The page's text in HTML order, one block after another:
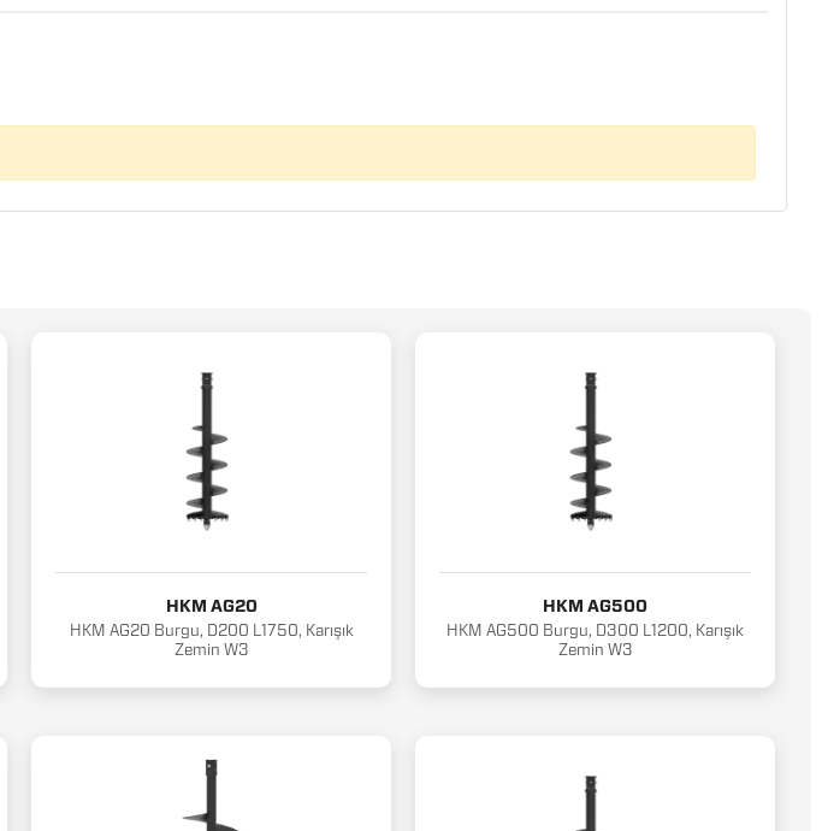
HKM AG20
HKM AG20 Burgu, D200 L1750, Karışık
Zemin W3
HKM AG500
HKM AG500 Burgu, D300 L1200, Karışık
Zemin W3